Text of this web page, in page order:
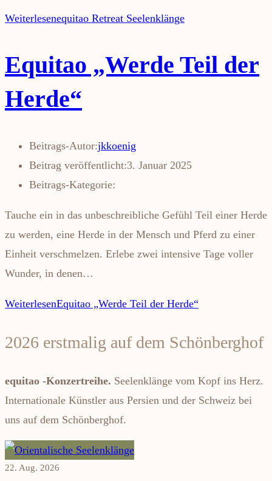
Weiterlesenequitao Retreat Seelenklänge
Equitao „Werde Teil der
Herde“
Beitrags-Autor:jkkoenig
Beitrag veröffentlicht:3. Januar 2025
Beitrags-Kategorie:
Tauche ein in das unbeschreibliche Gefühl Teil einer Herde
zu werden, eine Herde in der Mensch und Pferd zu einer
Einheit verschmelzen. Erlebe zwei intensive Tage voller
Wunder, in denen…
WeiterlesenEquitao „Werde Teil der Herde“
2026 erstmalig auf dem Schönberghof
equitao -Konzertreihe. Seelenklänge vom Kopf ins Herz.
Internationale Künstler aus Persien und der Schweiz bei
uns auf dem Schönberghof.
22. Aug. 2026